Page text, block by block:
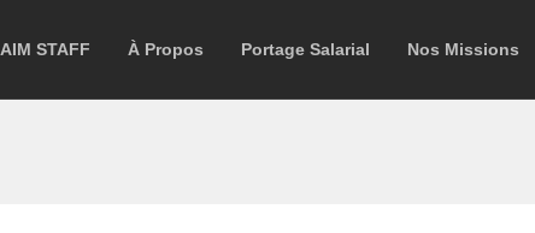
AIM STAFF À Propos Portage Salarial Nos Missions